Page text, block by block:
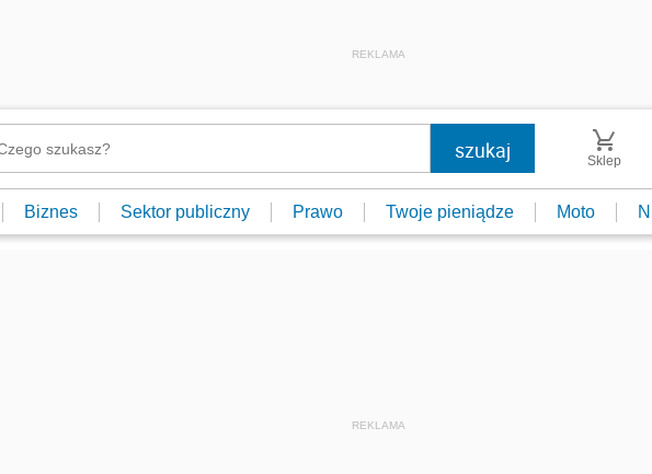
REKLAMA
Sklep
Biznes Sektor publiczny Prawo Twoje pieniądze Moto